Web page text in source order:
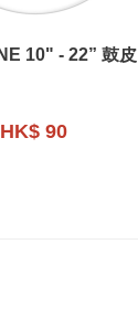
10" - 22” 鼓皮
HK$ 90